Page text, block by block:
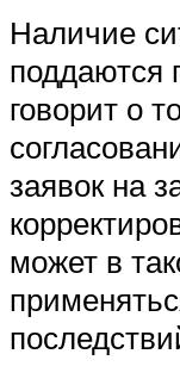
Наличие
поддаются
говорит о
заявок на
может в